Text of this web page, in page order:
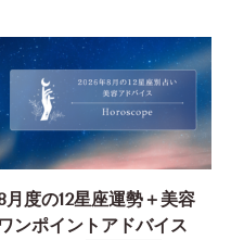
月度の12星座運勢＋美容
ワンポイントアドバイス